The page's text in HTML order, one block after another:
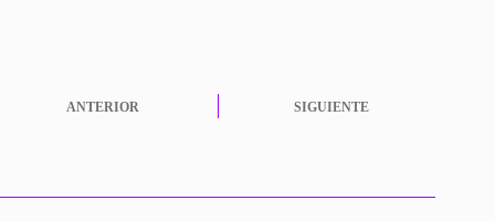
ANTERIOR SIGUIENTE